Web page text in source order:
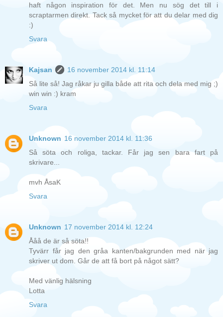
haft någon inspiration för det. Men nu sög det till i
scraptarmen direkt. Tack så mycket för att du delar med dig
:)
Svara
Kajsan
16 november 2014 kl. 11:14
Så lite så! Jag råkar ju gilla både att rita och dela med mig ;)
win win :) kram
Svara
Unknown 16 november 2014 kl. 11:36
Så söta och roliga, tackar. Får jag sen bara fart på
skrivare...
mvh ÅsaK
Svara
Unknown 17 november 2014 kl. 12:24
Ååå de är så söta!!
Tyvärr får jag den gråa kanten/bakgrunden med när jag
skriver ut dom. Går de att få bort på något sätt?
Med vänlig hälsning
Lotta
Svara